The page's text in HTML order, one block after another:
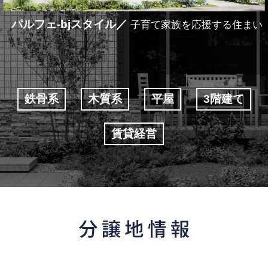
パルフェ-bjスタイル 子育て家族を応援する住まい
鉄骨系 木質系 平屋 3階建て
賃貸経営